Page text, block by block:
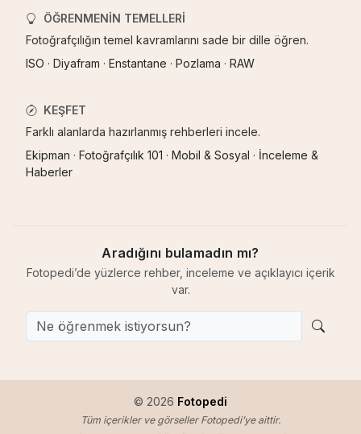
ÖĞRENMENIN TEMELLERI
Fotoğrafçılığın temel kavramlarını sade bir dille öğren.
ISO · Diyafram · Enstantane · Pozlama · RAW
KEŞFET
Farklı alanlarda hazırlanmış rehberleri incele.
Ekipman · Fotoğrafçılık 101 · Mobil & Sosyal · İnceleme &
Haberler
Aradığını bulamadın mı?
Fotopedi’de yüzlerce rehber, inceleme ve açıklayıcı içerik
var.
© 2026 Fotopedi
Tüm içerikler ve görseller Fotopedi’ye aittir.